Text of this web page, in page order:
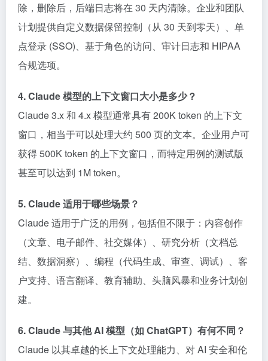
除，删除后，后端日志将在 30 天内清除。企业和团队
计划提供自定义数据保留控制（从 30 天到零天）、单
点登录 (SSO)、基于角色的访问、审计日志和 HIPAA
合规选项。
4. Claude 模型的上下文窗口大小是多少？
Claude 3.x 和 4.x 模型通常具有 200K token 的上下文
窗口，相当于可以处理大约 500 页的文本。企业用户可
获得 500K token 的上下文窗口，而特定用例的测试版
甚至可以达到 1M token。
5. Claude 适用于哪些场景？
Claude 适用于广泛的用例，包括但不限于：内容创作
（文章、电子邮件、社交媒体）、研究分析（文档总
结、数据洞察）、编程（代码生成、审查、调试）、客
户支持、语言翻译、教育辅助、头脑风暴和业务计划创
建。
6. Claude 与其他 AI 模型（如 ChatGPT）有何不同？
Claude 以其卓越的长上下文处理能力、对 AI 安全和伦